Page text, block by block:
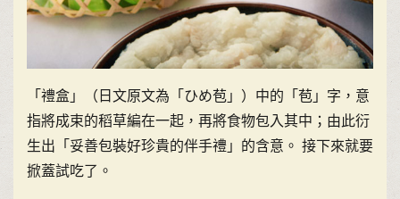
「禮盒」（日文原文為「ひめ苞」）中的「苞」字，意
指將成束的稻草編在一起，再將食物包入其中；由此衍
生出「妥善包裝好珍貴的伴手禮」的含意。 接下來就要
掀蓋試吃了。